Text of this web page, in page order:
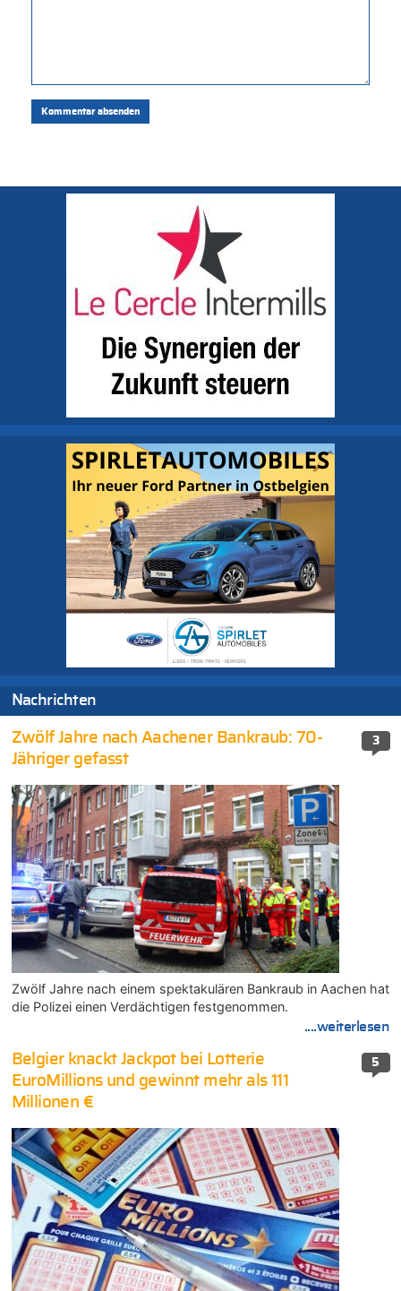
Nachrichten
3
Zwölf Jahre nach Aachener Bankraub: 70-
Jähriger gefasst
Zwölf Jahre nach einem spektakulären Bankraub in Aachen hat
die Polizei einen Verdächtigen festgenommen.
....weiterlesen
5
Belgier knackt Jackpot bei Lotterie
EuroMillions und gewinnt mehr als 111
Millionen €